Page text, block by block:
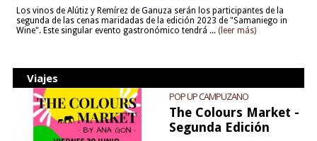
Los vinos de Alútiz y Remírez de Ganuza serán los participantes de la
segunda de las cenas maridadas de la edición 2023 de "Samaniego in
Wine". Este singular evento gastronómico tendrá ... (leer más)
Viajes
POP UP CAMPUZANO
The Colours Market -
Segunda Edición